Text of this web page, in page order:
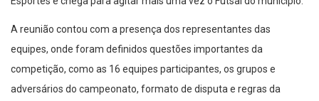
Esportes e chega para agitar mais uma vez o Futsal do município.
A reunião contou com a presença dos representantes das
equipes, onde foram definidos questões importantes da
competição, como as 16 equipes participantes, os grupos e
adversários do campeonato, formato de disputa e regras da